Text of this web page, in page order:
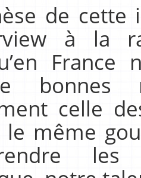
de
à la
bonnes
celle
même